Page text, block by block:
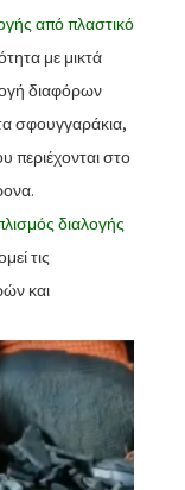
από πλαστικό
με μικτά
διαφόρων
σφουγγαράκια,
περιέχονται στο
διαλογής
τις
και